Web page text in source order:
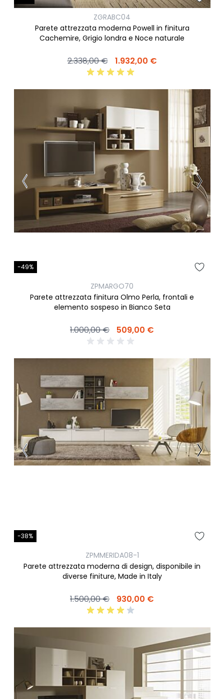
ZGRABC04
Parete attrezzata moderna Powell in finitura
Cachemire, Grigio londra e Noce naturale
2.338,00 € 1.932,00 €
-49%
ZPMARGO70
Parete attrezzata finitura Olmo Perla, frontali e
elemento sospeso in Bianco Seta
1.000,00 € 509,00 €
-38%
ZPMMERIDA08-1
Parete attrezzata moderna di design, disponibile in
diverse finiture, Made in Italy
1.500,00 € 930,00 €